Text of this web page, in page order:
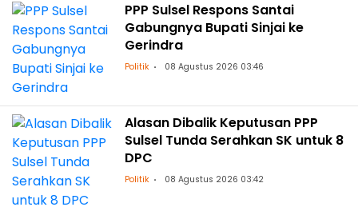
PPP Sulsel Respons Santai
Gabungnya Bupati Sinjai ke
Gerindra
Politik 08 Agustus 2026 03:46
Alasan Dibalik Keputusan PPP
Sulsel Tunda Serahkan SK untuk 8
DPC
Politik 08 Agustus 2026 03:42